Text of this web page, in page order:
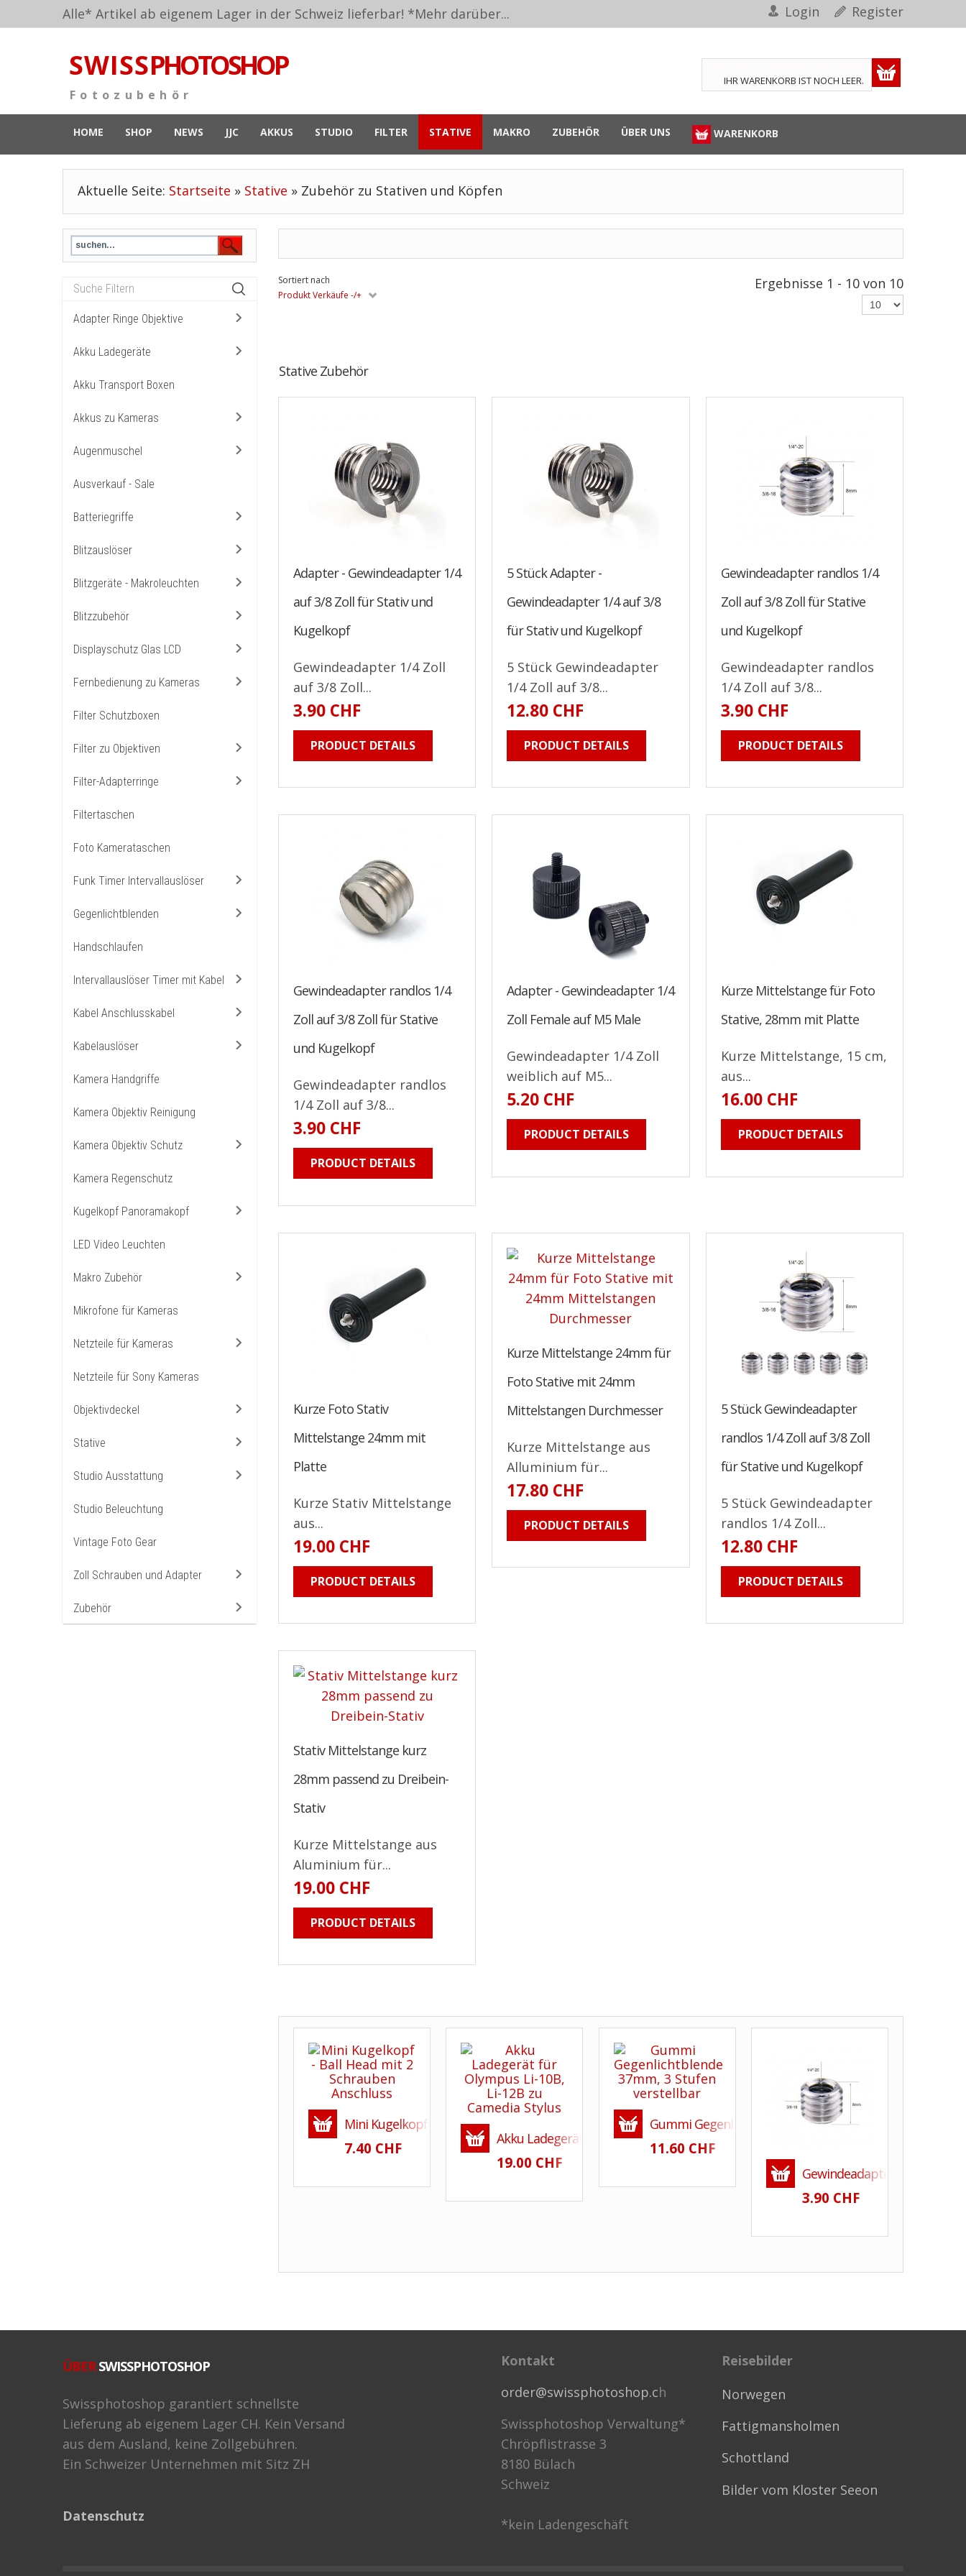
Alle* Artikel ab eigenem Lager in der Schweiz lieferbar! *Mehr darüber... Login Register
S W I S SPHOTOSHOP
F o t o z u b e h ö r
IHR WARENKORB IST NOCH LEER.
HOME SHOP NEWS JJC AKKUS STUDIO FILTER STATIVE MAKRO ZUBEHÖR ÜBER UNS WARENKORB
Aktuelle Seite: Startseite » Stative » Zubehör zu Stativen und Köpfen
Adapter Ringe Objektive
Akku Ladegeräte
Akku Transport Boxen
Akkus zu Kameras
Augenmuschel
Ausverkauf - Sale
Batteriegriffe
Blitzauslöser
Blitzgeräte - Makroleuchten
Blitzzubehör
Displayschutz Glas LCD
Fernbedienung zu Kameras
Filter Schutzboxen
Filter zu Objektiven
Filter-Adapterringe
Filtertaschen
Foto Kamerataschen
Funk Timer Intervallauslöser
Gegenlichtblenden
Handschlaufen
Intervallauslöser Timer mit Kabel
Kabel Anschlusskabel
Kabelauslöser
Kamera Handgriffe
Kamera Objektiv Reinigung
Kamera Objektiv Schutz
Kamera Regenschutz
Kugelkopf Panoramakopf
LED Video Leuchten
Makro Zubehör
Mikrofone für Kameras
Netzteile für Kameras
Netzteile für Sony Kameras
Objektivdeckel
Stative
Studio Ausstattung
Studio Beleuchtung
Vintage Foto Gear
Zoll Schrauben und Adapter
Zubehör
Sortiert nach
Produkt Verkäufe -/+
Ergebnisse 1 - 10 von 10
Stative Zubehör
Adapter - Gewindeadapter 1/4
auf 3/8 Zoll für Stativ und
Kugelkopf
Gewindeadapter 1/4 Zoll
auf 3/8 Zoll...
3.90 CHF
PRODUCT DETAILS
5 Stück Adapter -
Gewindeadapter 1/4 auf 3/8
für Stativ und Kugelkopf
5 Stück Gewindeadapter
1/4 Zoll auf 3/8...
12.80 CHF
PRODUCT DETAILS
Gewindeadapter randlos 1/4
Zoll auf 3/8 Zoll für Stative
und Kugelkopf
Gewindeadapter randlos
1/4 Zoll auf 3/8...
3.90 CHF
PRODUCT DETAILS
Gewindeadapter randlos 1/4
Zoll auf 3/8 Zoll für Stative
und Kugelkopf
Gewindeadapter randlos
1/4 Zoll auf 3/8...
3.90 CHF
PRODUCT DETAILS
Adapter - Gewindeadapter 1/4
Zoll Female auf M5 Male
Gewindeadapter 1/4 Zoll
weiblich auf M5...
5.20 CHF
PRODUCT DETAILS
Kurze Mittelstange für Foto
Stative, 28mm mit Platte
Kurze Mittelstange, 15 cm,
aus...
16.00 CHF
PRODUCT DETAILS
Kurze Foto Stativ
Mittelstange 24mm mit
Platte
Kurze Stativ Mittelstange
aus...
19.00 CHF
PRODUCT DETAILS
Kurze Mittelstange 24mm für
Foto Stative mit 24mm
Mittelstangen Durchmesser
Kurze Mittelstange aus
Alluminium für...
17.80 CHF
PRODUCT DETAILS
5 Stück Gewindeadapter
randlos 1/4 Zoll auf 3/8 Zoll
für Stative und Kugelkopf
5 Stück Gewindeadapter
randlos 1/4 Zoll...
12.80 CHF
PRODUCT DETAILS
Stativ Mittelstange kurz
28mm passend zu Dreibein-
Stativ
Kurze Mittelstange aus
Aluminium für...
19.00 CHF
PRODUCT DETAILS
Mini Kugelkopf - Ball Head mit 1/4 Zoll Anschluss und 2 Schraubgewinden
7.40 CHF
Akku Ladegerät für Olympus Li-10B, LI-10B, Li-12B, Li12B
19.00 CHF
Gummi Gegenlichtblende 37mm, 3 Stufen verstellbar
11.60 CHF
Gewindeadapter randlos 1/
3.90 CHF
ÜBERSWISSPHOTOSHOP
Swissphotoshop garantiert schnellste
Lieferung ab eigenem Lager CH. Kein Versand
aus dem Ausland, keine Zollgebühren.
Ein Schweizer Unternehmen mit Sitz ZH
Datenschutz
Kontakt
Reisebilder
order@swissphotoshop.ch
Swissphotoshop Verwaltung*
Chröpflistrasse 3
8180 Bülach
Schweiz
*kein Ladengeschäft
Norwegen
Fattigmansholmen
Schottland
Bilder vom Kloster Seeon